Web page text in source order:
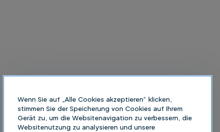
Wenn Sie auf „Alle Cookies akzeptieren“ klicken,
stimmen Sie der Speicherung von Cookies auf Ihrem
Gerät zu, um die Websitenavigation zu verbessern, die
Websitenutzung zu analysieren und unsere